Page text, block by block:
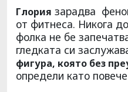
Глория зарадва
от фитнеса. Никога
фолка не бе
гледката си
фигура, която без
определи като